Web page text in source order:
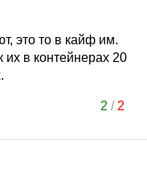
это то в кайф им.
их в контейнерах 20
2 / 2